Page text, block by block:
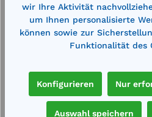
Produktgalerie
Zubehör
wir Ihre Aktivität
um Ihnen personalisierte
können sowie zur
Funktionalität des
Konfigurieren Nur
Auswahl speichern